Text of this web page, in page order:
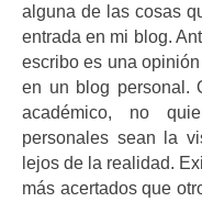
alguna de las cosas
entrada en mi blog.
escribo es una
en un blog personal.
académico, no
personales sean la
lejos de la realidad.
más acertados que